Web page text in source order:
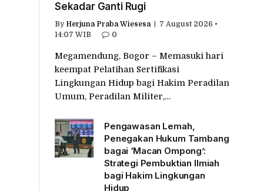
Sekadar Ganti Rugi
By Herjuna Praba Wiesesa
7 August 2026 •
14:07 WIB
0
Megamendung, Bogor – Memasuki hari
keempat Pelatihan Sertifikasi
Lingkungan Hidup bagi Hakim Peradilan
Umum, Peradilan Militer,…
Pengawasan Lemah,
Penegakan Hukum Tambang
bagai ‘Macan Ompong’:
Strategi Pembuktian Ilmiah
bagi Hakim Lingkungan
Hidup